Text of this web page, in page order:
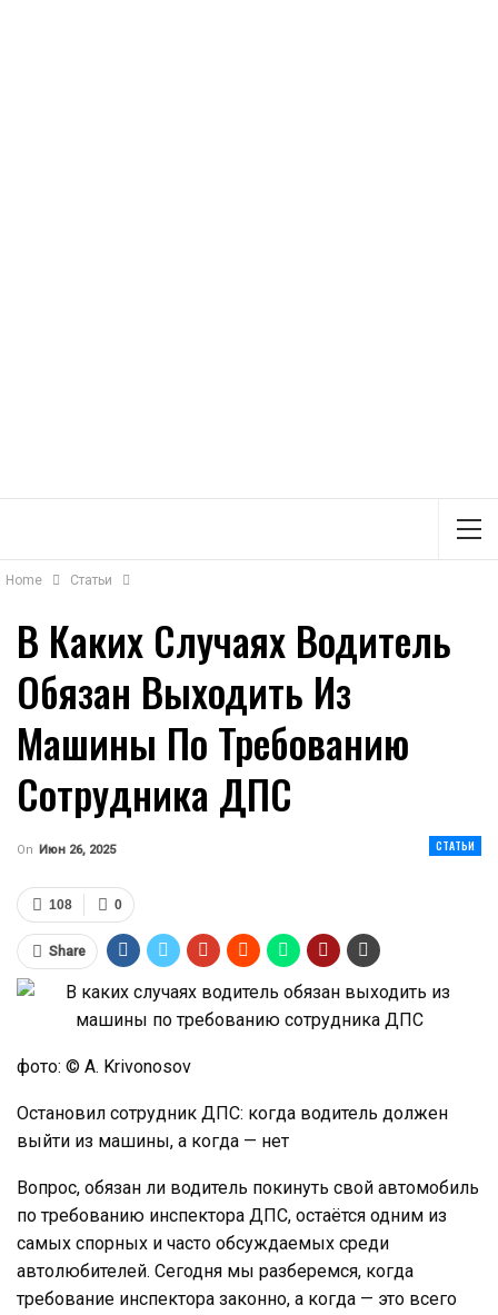
Home Статьи
В Каких Случаях Водитель
Обязан Выходить Из
Машины По Требованию
Сотрудника ДПС
СТАТЬИ
On Июн 26, 2025
0
108
Share
фото: © A. Krivonosov
Остановил сотрудник ДПС: когда водитель должен
выйти из машины, а когда — нет
Вопрос, обязан ли водитель покинуть свой автомобиль
по требованию инспектора ДПС, остаётся одним из
самых спорных и часто обсуждаемых среди
автолюбителей. Сегодня мы разберемся, когда
требование инспектора законно, а когда — это всего